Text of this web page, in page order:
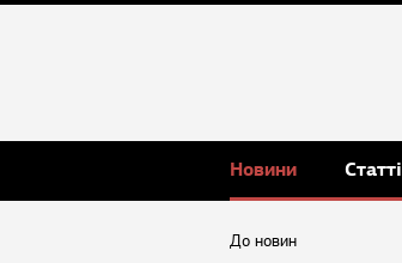
Новини Статті
До новин